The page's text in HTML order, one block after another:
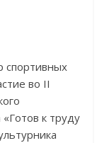
спортивных
во II
к труду